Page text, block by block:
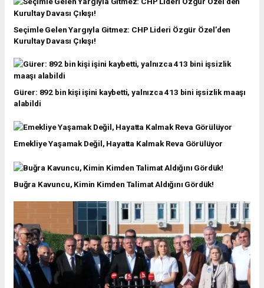
Seçimle Gelen Yargıyla Gitmez: CHP Lideri Özgür Özel’den
Kurultay Davası Çıkışı!
Gürer: 892 bin kişi işini kaybetti, yalnızca 413 bini işsizlik maaşı
alabildi
Emekliye Yaşamak Değil, Hayatta Kalmak Reva Görülüyor
Buğra Kavuncu, Kimin Kimden Talimat Aldığını Gördük!